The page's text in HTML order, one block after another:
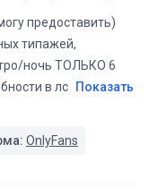
предоставить)
типажей,
ночь ТОЛЬКО 6
в лс
Показать
OnlyFans